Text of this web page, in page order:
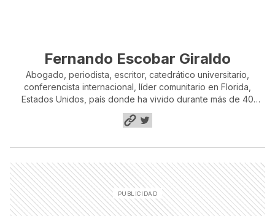
Fernando Escobar Giraldo
Abogado, periodista, escritor, catedrático universitario,
conferencista internacional, líder comunitario en Florida,
Estados Unidos, país donde ha vivido durante más de 40
años. Nacido en Risaralda, Caldas, Colombia. En Dallas, Texas
fundó el periódico semanario La Aurora, con una circulación
Fue director de noticias en Miami de las cadenas de radio
Caracol y RCN. En dos oportunidades ha obtenido el
reconocimiento como uno de los colombianos más
destacados en La Florida. Es autor de 7 libros. Durante 21
años estuvo vinculado a la cadena de televisión Univision en
calidad de editor-escritor del Noticiero Nacional y como